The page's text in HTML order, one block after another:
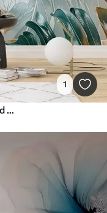
1
Et tropisk abstrakt blomsterprint med store palmeblade i blå og beige nuancer skaber en frodig atmosfære